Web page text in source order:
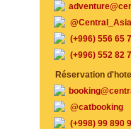
(+996) 556 65
(+996) 552 82
Réservation d'hotel
@catbooking
(+998) 99 890